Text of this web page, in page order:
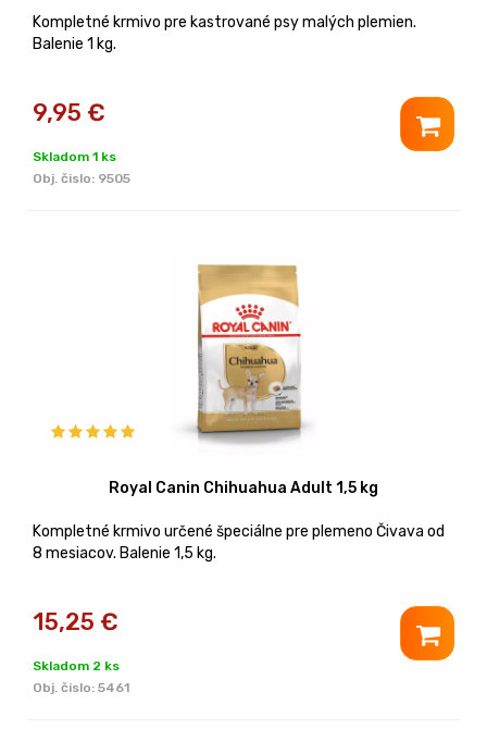
Kompletné krmivo pre kastrované psy malých plemien.
Balenie 1 kg.
9,95 €
Skladom 1 ks
Obj. čislo: 9505
Royal Canin Chihuahua Adult 1,5 kg
Kompletné krmivo určené špeciálne pre plemeno Čivava od
8 mesiacov. Balenie 1,5 kg.
15,25 €
Skladom 2 ks
Obj. čislo: 5461